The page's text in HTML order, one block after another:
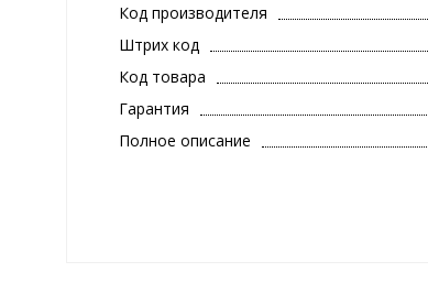
Код производителя
Штрих код
Код товара
Гарантия
Полное описание